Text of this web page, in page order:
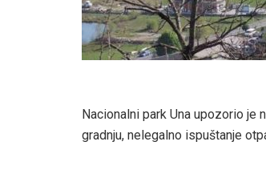
Nacionalni park Una upozorio je
gradnju, nelegalno ispuštanje